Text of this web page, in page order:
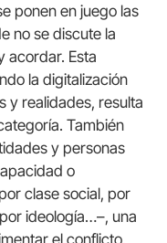
ponen en juego las
no se discute la
acordar. Esta
la digitalización
y realidades, resulta
También
y personas
o
clase social, por
ideología…–, una
el conflicto,